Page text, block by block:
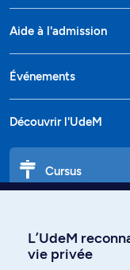
Aide à l'admission
Événements
Découvrir l'UdeM
Cursus
L’UdeM
vie privée